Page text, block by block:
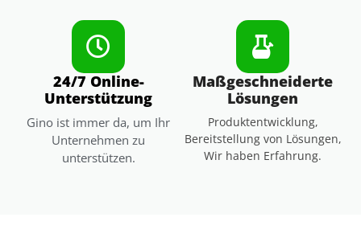
24/7 Online-
Unterstützung
Gino ist immer da, um Ihr
Unternehmen zu
unterstützen.
Maßgeschneiderte
Lösungen
Produktentwicklung,
Bereitstellung von Lösungen,
Wir haben Erfahrung.